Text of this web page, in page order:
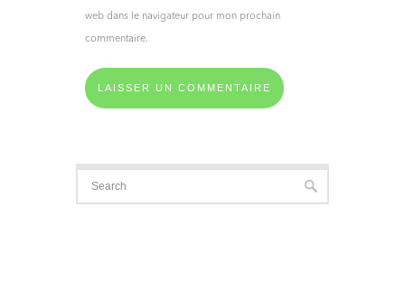
web dans le navigateur pour mon prochain
commentaire.